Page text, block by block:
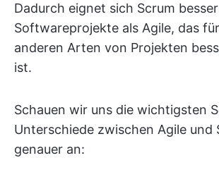
Dadurch eignet sich Scrum
Softwareprojekte als Agile, das
anderen Arten von Projekten
ist.
Schauen wir uns die wichtigsten
Unterschiede zwischen Agile und
genauer an: